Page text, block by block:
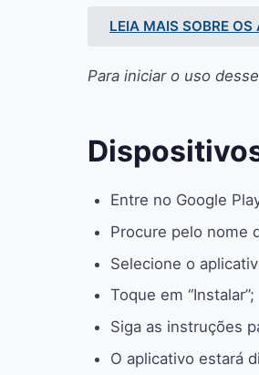
LEIA MAIS SOBRE OS
Para iniciar o uso
Entre no Google
Procure pelo nome
Selecione o
Toque em “Instalar”;
Siga as instruções
O aplicativo estará